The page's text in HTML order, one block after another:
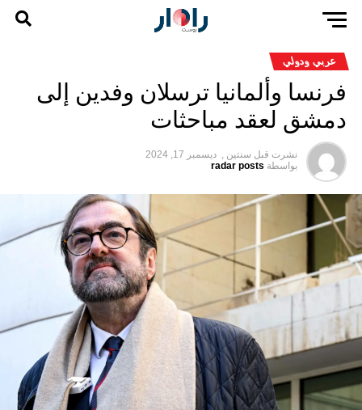
عربي ودولي
فرنسا وألمانيا ترسلان وفدين إلى
دمشق لعقد مباحثات
نشرت قبل سنتين , ديسمبر 17, 2024
بواسطة radar posts